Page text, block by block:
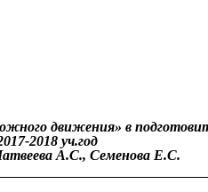
движения» в
2018 уч.год
А.С., Семенова Е.С.